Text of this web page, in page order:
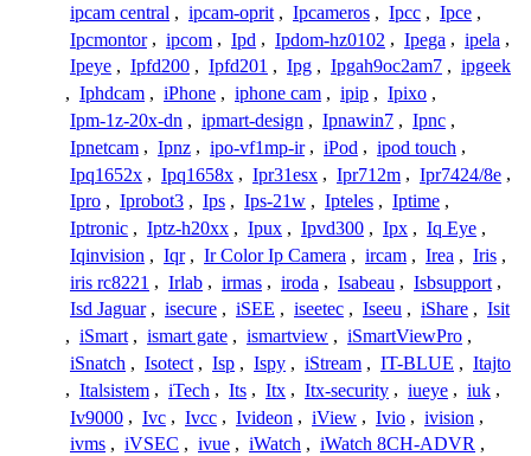
ipcam central , ipcam-oprit , Ipcameros , Ipcc , Ipce ,
Ipcmontor , ipcom , Ipd , Ipdom-hz0102 , Ipega , ipela ,
Ipeye , Ipfd200 , Ipfd201 , Ipg , Ipgah9oc2am7 , ipgeek
, Iphdcam , iPhone , iphone cam , ipip , Ipixo ,
Ipm-1z-20x-dn , ipmart-design , Ipnawin7 , Ipnc ,
Ipnetcam , Ipnz , ipo-vf1mp-ir , iPod , ipod touch ,
Ipq1652x , Ipq1658x , Ipr31esx , Ipr712m , Ipr7424/8e ,
Ipro , Iprobot3 , Ips , Ips-21w , Ipteles , Iptime ,
Iptronic , Iptz-h20xx , Ipux , Ipvd300 , Ipx , Iq Eye ,
Iqinvision , Iqr , Ir Color Ip Camera , ircam , Irea , Iris ,
iris rc8221 , Irlab , irmas , iroda , Isabeau , Isbsupport ,
Isd Jaguar , isecure , iSEE , iseetec , Iseeu , iShare , Isit
, iSmart , ismart gate , ismartview , iSmartViewPro ,
iSnatch , Isotect , Isp , Ispy , iStream , IT-BLUE , Itajto
, Italsistem , iTech , Its , Itx , Itx-security , iueye , iuk ,
Iv9000 , Ivc , Ivcc , Ivideon , iView , Ivio , ivision ,
ivms , iVSEC , ivue , iWatch , iWatch 8CH-ADVR ,